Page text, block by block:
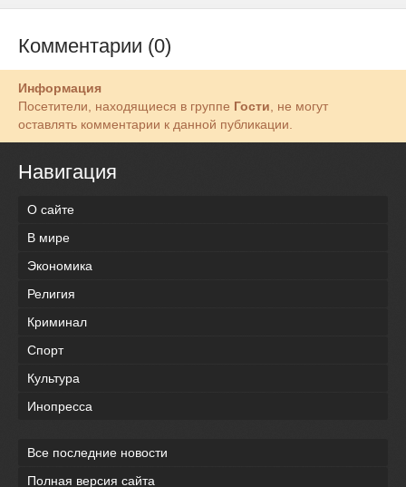
Комментарии (0)
Информация
Посетители, находящиеся в группе Гости , не могут
оставлять комментарии к данной публикации.
Навигация
О сайте
В мире
Экономика
Религия
Криминал
Спорт
Культура
Инопресса
Все последние новости
Полная версия сайта